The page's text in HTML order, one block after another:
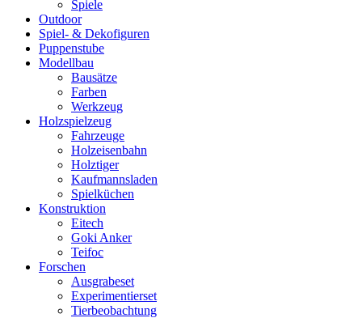
Spiele
Outdoor
Spiel- & Dekofiguren
Puppenstube
Modellbau
Bausätze
Farben
Werkzeug
Holzspielzeug
Fahrzeuge
Holzeisenbahn
Holztiger
Kaufmannsladen
Spielküchen
Konstruktion
Eitech
Goki Anker
Teifoc
Forschen
Ausgrabeset
Experimentierset
Tierbeobachtung